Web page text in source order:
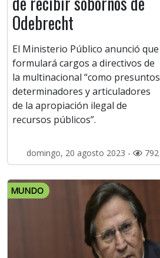
Odebrecht
El Ministerio Público anunció que
formulará cargos a directivos de
la multinacional “como presuntos
determinadores y articuladores
de la apropiación ilegal de
recursos públicos”.
domingo, 20 agosto 2023 - 792
MUNDO